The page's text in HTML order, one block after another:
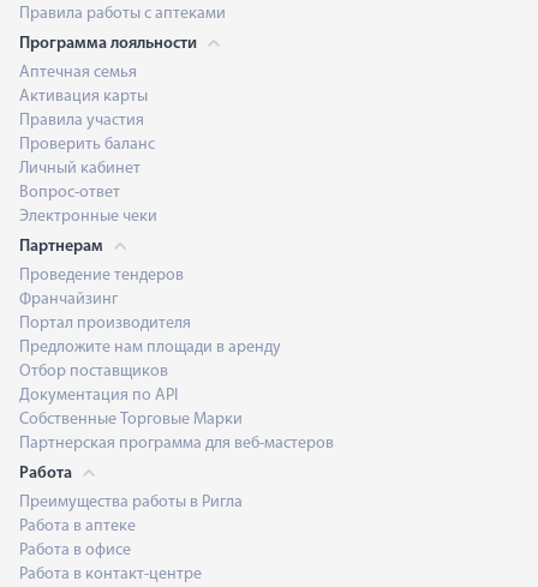
Правила работы с аптеками
Программа лояльности
Аптечная семья
Активация карты
Правила участия
Проверить баланс
Личный кабинет
Вопрос-ответ
Электронные чеки
Партнерам
Проведение тендеров
Франчайзинг
Портал производителя
Предложите нам площади в аренду
Отбор поставщиков
Документация по API
Собственные Торговые Марки
Партнерская программа для веб-мастеров
Работа
Преимущества работы в Ригла
Работа в аптеке
Работа в офисе
Работа в контакт-центре